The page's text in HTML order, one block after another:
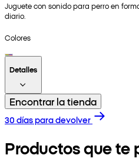
Juguete con sonido para perro en
diario.
Colores
Detalles
Encontrar la tienda
30 días para devolver
Productos que te